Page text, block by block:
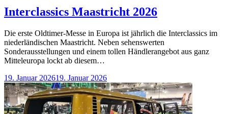
Interclassics Maastricht 2026
Die erste Oldtimer-Messe in Europa ist jährlich die Interclassics im
niederländischen Maastricht. Neben sehenswerten
Sonderausstellungen und einem tollen Händlerangebot aus ganz
Mitteleuropa lockt ab diesem…
19. Januar 202619. Januar 2026